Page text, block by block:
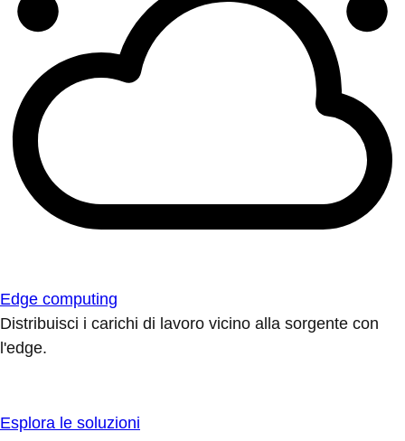
Edge computing
Distribuisci i carichi di lavoro vicino alla sorgente con
l'edge.
Esplora le soluzioni